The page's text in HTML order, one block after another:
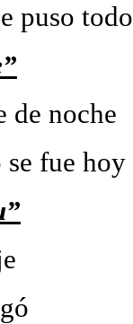
puso
se fue hoy
te